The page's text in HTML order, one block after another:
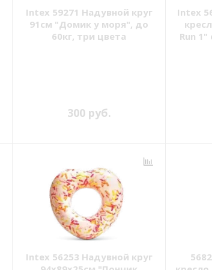
Intex 59271 Надувной круг
91см "Домик у моря", до
60кг, три цвета
300 руб.
Intex
Run
Intex 56253 Надувной круг